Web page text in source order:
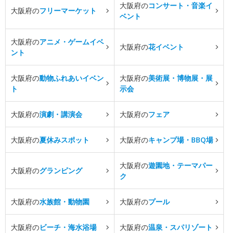
大阪府のフリーマーケット
大阪府のコンサート・音楽イ
ベント
大阪府のアニメ・ゲームイベ
ント
大阪府の花イベント
大阪府の動物ふれあいイベン
ト
大阪府の美術展・博物展・展
示会
大阪府の演劇・講演会 大阪府のフェア
大阪府の夏休みスポット 大阪府のキャンプ場・BBQ場
大阪府のグランピング
大阪府の遊園地・テーマパー
ク
大阪府の水族館・動物園 大阪府のプール
大阪府のビーチ・海水浴場 大阪府の温泉・スパリゾート